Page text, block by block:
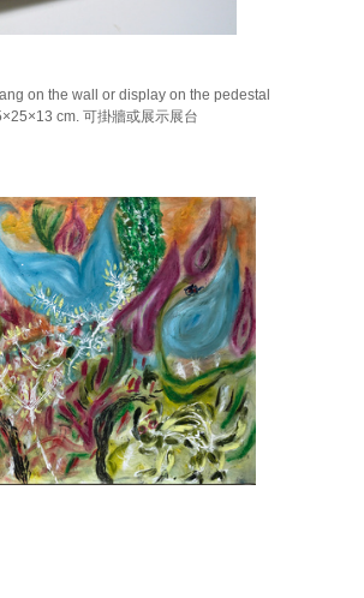
on the wall or display on the pedestal
cm. 可掛牆或展示展台